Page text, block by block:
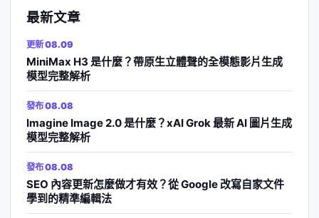
最新文章
更新 08.09
MiniMax H3 是什麼？帶原生立體聲的全模態影片生成
模型完整解析
發布 08.08
Imagine Image 2.0 是什麼？xAI Grok 最新 AI 圖片生成
模型完整解析
發布 08.08
SEO 內容更新怎麼做才有效？從 Google 改寫自家文件
學到的精準編輯法